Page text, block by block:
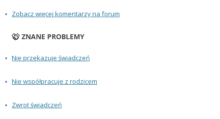
Zobacz więcej komentarzy na forum
ZNANE PROBLEMY
Nie przekazuje świadczeń
Nie współpracuje z rodzicem
Zwrot świadczeń